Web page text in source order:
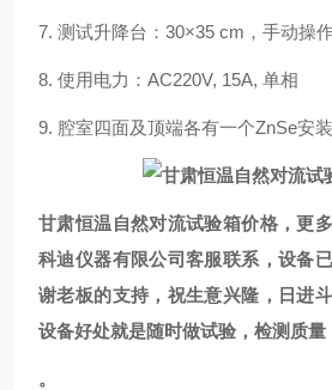
7. 测试升降台：30×35 cm，手动操
8. 使用电力：AC220V, 15A, 单相
9. 腔室四面及顶端各有一个ZnSe安
甘肃恒温自然对流试验箱价格，更
科迪仪器有限公司客服联系， 设备
谢老板的支持，祝生意兴隆，日进
设备好处就是随时做试验，检测质量
。